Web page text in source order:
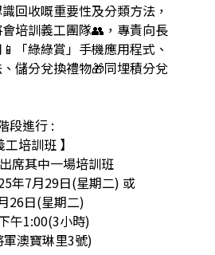
回收嘅重要性及分類方法，
培訓義工團隊👥，專責向長
「綠綠賞」手機應用程式、
儲分兌換禮物🎁同埋積分兌
段進行 :
培訓班 】
席其中一場培訓班
年7月29日(星期二) 或
26日(星期二)
午1:00(3小時)
澳寶琳里3號)